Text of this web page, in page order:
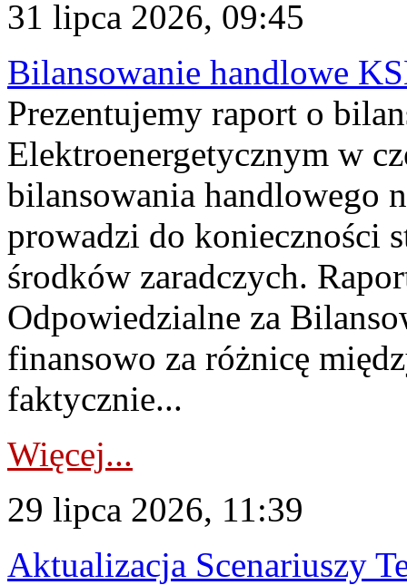
31 lipca 2026, 09:45
Bilansowanie handlowe
Prezentujemy raport o
Elektroenergetycznym w
bilansowania handlowego
prowadzi do konieczności
środków zaradczych.
Odpowiedzialne za
finansowo za różnicę
faktycznie...
Więcej...
29 lipca 2026, 11:39
Aktualizacja Scenariuszy